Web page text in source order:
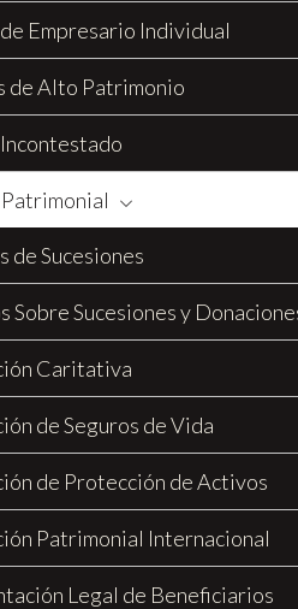
Empresario Individual
de Alto Patrimonio
de Sucesiones
Sobre Sucesiones y
Caritativa
de Seguros de Vida
de Protección de Activos
Patrimonial Internacional
Legal de Beneficiarios